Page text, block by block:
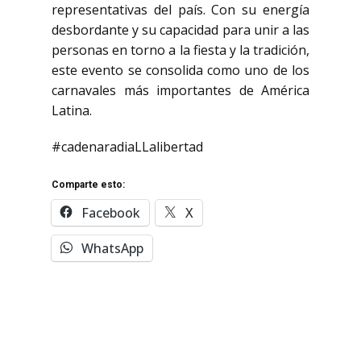
representativas del país. Con su energía
desbordante y su capacidad para unir a las
personas en torno a la fiesta y la tradición,
este evento se consolida como uno de los
carnavales más importantes de América
Latina.
#cadenaradiaLLalibertad
Comparte esto:
Facebook
X
WhatsApp